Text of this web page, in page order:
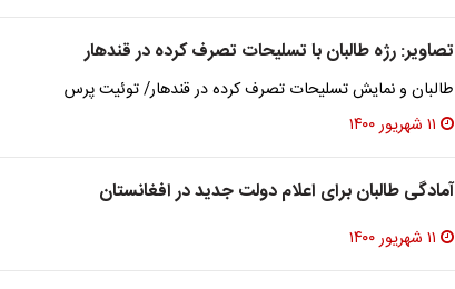
تصاویر: رژه طالبان با تسلیحات تصرف کرده در قندهار
طالبان و نمایش تسلیحات تصرف کرده در قندهار/ توئیت پرس
۱۱ شهریور ۱۴۰۰
آمادگی طالبان برای اعلام دولت جدید در افغانستان
۱۱ شهریور ۱۴۰۰